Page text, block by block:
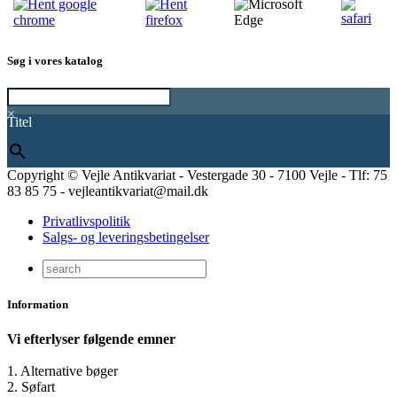
Søg i vores katalog
×
Titel
Copyright © Vejle Antikvariat - Vestergade 30 - 7100 Vejle - Tlf: 75
83 85 75 - vejleantikvariat@mail.dk
Privatlivspolitik
Salgs- og leveringsbetingelser
Information
Vi efterlyser følgende emner
1. Alternative bøger
2. Søfart